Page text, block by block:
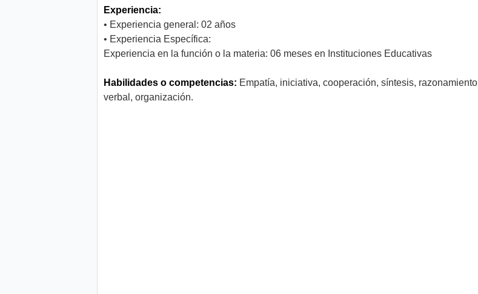
Experiencia:
• Experiencia general: 02 años
• Experiencia Específica:
Experiencia en la función o la materia: 06 meses en Instituciones Educativas
Habilidades o competencias: Empatía, iniciativa, cooperación, síntesis, razonamiento
verbal, organización.